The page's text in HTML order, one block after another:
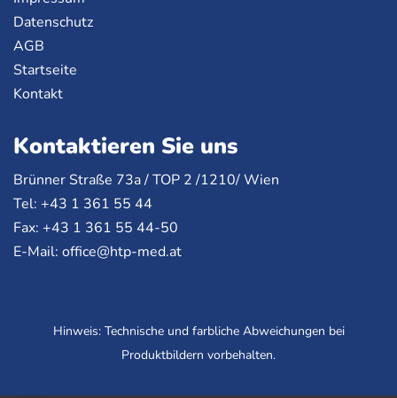
Datenschutz
AGB
Startseite
Kontakt
Kontaktieren Sie uns
Brünner Straße 73a /TOP 2 /1210/ Wien
Tel: +43 1 361 55 44
Fax: +43 1 361 55 44-50
E-Mail: office@htp-med.at
Hinweis: Technische und farbliche Abweichungen bei
Produktbildern vorbehalten.